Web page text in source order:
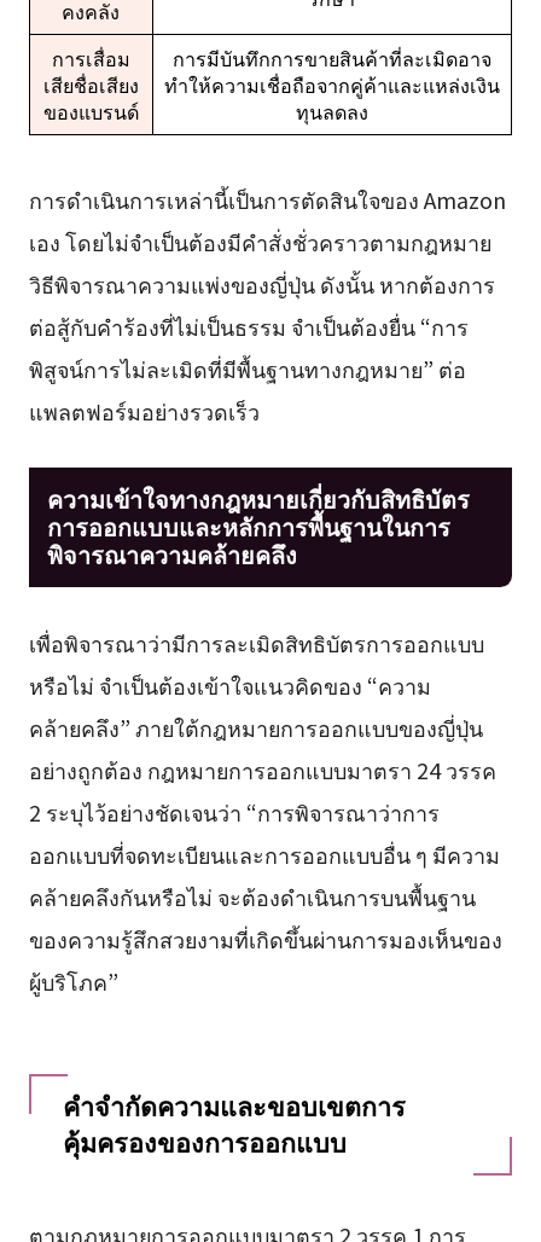
คงคลัง
การเสื่อม
เสียชื่อเสียง
ของแบรนด์
การมีบันทึกการขายสินค้าที่ละเมิดอาจ
ทำให้ความเชื่อถือจากคู่ค้าและแหล่งเงิน
ทุนลดลง
การดำเนินการเหล่านี้เป็นการตัดสินใจของ Amazon
เอง โดยไม่จำเป็นต้องมีคำสั่งชั่วคราวตามกฎหมาย
วิธีพิจารณาความแพ่งของญี่ปุ่น ดังนั้น หากต้องการ
ต่อสู้กับคำร้องที่ไม่เป็นธรรม จำเป็นต้องยื่น “การ
พิสูจน์การไม่ละเมิดที่มีพื้นฐานทางกฎหมาย” ต่อ
แพลตฟอร์มอย่างรวดเร็ว
ความเข้าใจทางกฎหมายเกี่ยวกับสิทธิบัตร
การออกแบบและหลักการพื้นฐานในการ
พิจารณาความคล้ายคลึง
เพื่อพิจารณาว่ามีการละเมิดสิทธิบัตรการออกแบบ
หรือไม่ จำเป็นต้องเข้าใจแนวคิดของ “ความ
คล้ายคลึง” ภายใต้กฎหมายการออกแบบของญี่ปุ่น
อย่างถูกต้อง กฎหมายการออกแบบมาตรา 24 วรรค
2 ระบุไว้อย่างชัดเจนว่า “การพิจารณาว่าการ
ออกแบบที่จดทะเบียนและการออกแบบอื่น ๆ มีความ
คล้ายคลึงกันหรือไม่ จะต้องดำเนินการบนพื้นฐาน
ของความรู้สึกสวยงามที่เกิดขึ้นผ่านการมองเห็นของ
ผู้บริโภค”
คำจำกัดความและขอบเขตการ
คุ้มครองของการออกแบบ
ตามกฎหมายการออกแบบมาตรา 2 วรรค 1 การ